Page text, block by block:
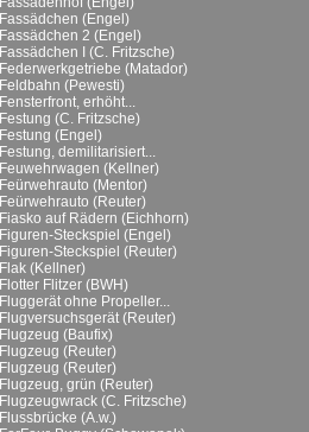
Fassädchen (Engel)
Fassädchen 2 (Engel)
Fassädchen I (C. Fritzsche)
Federwerkgetriebe (Matador)
Feldbahn (Pewesti)
Fensterfront, erhöht...
Festung (C. Fritzsche)
Festung (Engel)
Festung, demilitarisiert...
Feuwehrwagen (Kellner)
Feürwehrauto (Mentor)
Feürwehrauto (Reuter)
Fiasko auf Rädern (Eichhorn)
Figuren-Steckspiel (Engel)
Figuren-Steckspiel (Reuter)
Flak (Kellner)
Flotter Flitzer (BWH)
Fluggerät ohne Propeller...
Flugversuchsgerät (Reuter)
Flugzeug (Baufix)
Flugzeug (Reuter)
Flugzeug (Reuter)
Flugzeug, grün (Reuter)
Flugzeugwrack (C. Fritzsche)
Flussbrücke (A.w.)